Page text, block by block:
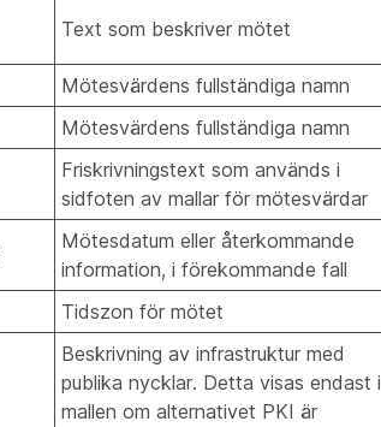
Text som beskriver mötet
Mötesvärdens fullständiga namn
Mötesvärdens fullständiga namn
Friskrivningstext som används i
sidfoten av mallar för mötesvärdar
Mötesdatum eller återkommande
information, i förekommande fall
Tidszon för mötet
Beskrivning av infrastruktur med
publika nycklar. Detta visas endast i
mallen om alternativet PKI är